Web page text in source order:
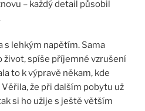
– každý detail působil
s lehkým napětím. Sama
život, spíše příjemné vzrušení
to k výpravě někam, kde
že při dalším pobytu už
si ho užije s ještě větším